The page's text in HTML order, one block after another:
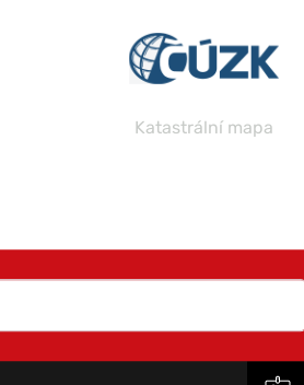
Katastrální mapa